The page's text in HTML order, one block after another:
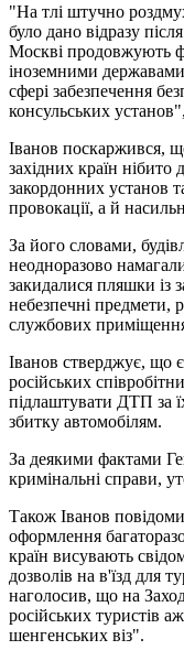
"На тлі штучно
було дано відразу
Москві продовжують
іноземними
сфері забезпечення
консульських
Іванов поскаржився,
західних країн
закордонних установ
провокації, а й
За його словами,
неодноразово
закидалися пляшки
небезпечні предмети,
службових
Іванов стверджує, що
російських
підлаштувати ДТП за
збитку автомобілям.
За деякими фактами
кримінальні справи,
Також Іванов
оформлення
країн висувають
дозволів на в'їзд для
наголосив, що на
російських туристів
шенгенських віз".